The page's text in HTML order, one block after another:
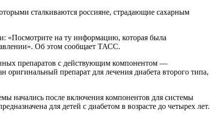
сталкиваются россияне, страдающие сахарным
«Посмотрите на ту информацию, которая была
Об этом сообщает ТАСС.
препаратов с действующим компонентом —
оригинальный препарат для лечения диабета второго типа,
начались после включения компонентов для системы
для детей с диабетом в возрасте до четырех лет.